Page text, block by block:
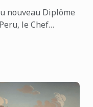
nouveau Diplôme
le Chef